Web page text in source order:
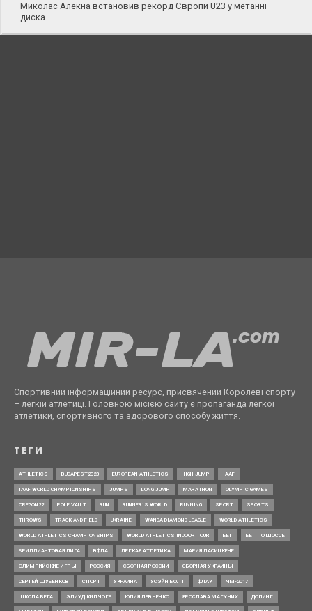
Миколас Алекна встановив рекорд Європи U23 у метанні
диска
Спортивний інформаційний ресурс, присвячений Королеві спорту
– легкій атлетиці. Головною місією сайту є пропаганда легкої
атлетики, спортивного та здорового способу життя.
ТЕГИ
ATHLETICS BUDAPEST2023 EUROPEAN ATHLETICS HIGH JUMP IAAF
IAAF WORLD CHAMPIONSHIPS JUMPS LONG JUMP MARATHON OLYMPIC GAMES
OREGON22 POLE VAULT RUN RUNNER’S WORLD RUNNING SPORT SPORTS
THROWS TRACK AND FIELD UKRAINE WANDA DIAMOND LEAGUE WORLD ATHLETICS
WORLD ATHLETICS CHAMPIONSHIPS WORLD ATHLETICS INDOOR TOUR БЕГ БЕГ ПО ШОССЕ
БРИЛЛИАНТОВАЯ ЛИГА ВФЛА ЛЕГКАЯ АТЛЕТИКА МАРИЯ ЛАСИЦКЕНЕ
ОЛИМПИЙСКИЕ ИГРЫ РОССИЯ СБОРНАЯ РОССИИ СБОРНАЯ УКРАИНЫ
СЕРГЕЙ ШУБЕНКОВ СПОРТ УКРАИНА УСЭЙН БОЛТ ФЛАУ ЧМ-2017
ШКОЛА БЕГА ЭЛИУД КИПЧОГЕ ЮЛИЯ ЛЕВЧЕНКО ЯРОСЛАВА МАГУЧИХ ДОПИНГ